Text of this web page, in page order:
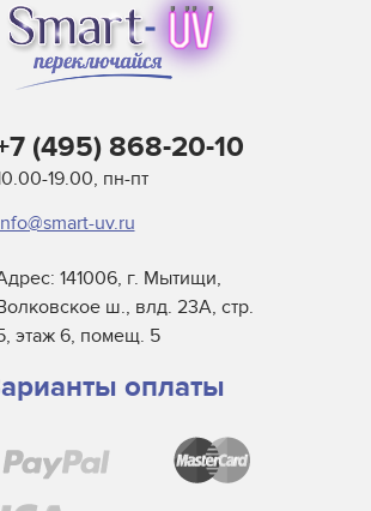
(495) 868-20-10
19.00, пн-пт
uv.ru
141006, г. Мытищи,
ш., влд. 23А, стр.
этаж 6, помещ. 5
оплаты